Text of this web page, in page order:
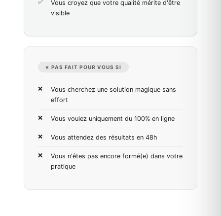
Vous croyez que votre qualité mérite d'être
visible
✗ PAS FAIT POUR VOUS SI
Vous cherchez une solution magique sans
effort
Vous voulez uniquement du 100% en ligne
Vous attendez des résultats en 48h
Vous n'êtes pas encore formé(e) dans votre
pratique